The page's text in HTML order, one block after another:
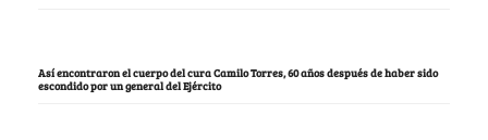
Así encontraron el cuerpo del cura Camilo Torres, 60 años después de haber sido
escondido por un general del Ejército